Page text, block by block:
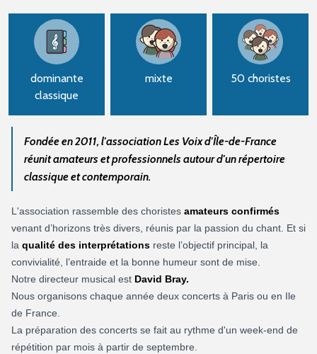
dominante
classique
mixte 50 choristes
Fondée en 2011, l'association Les Voix d'Île-de-France
réunit amateurs et professionnels autour d'un répertoire
classique et contemporain.
L'association rassemble des choristes amateurs confirmés
venant d’horizons très divers, réunis par la passion du chant. Et si
la qualité des interprétations reste l’objectif principal, la
convivialité, l’entraide et la bonne humeur sont de mise.
Notre directeur musical est David Bray.
Nous organisons chaque année deux concerts à Paris ou en Ile
de France.
La préparation des concerts se fait au rythme d'un week-end de
répétition par mois à partir de septembre.